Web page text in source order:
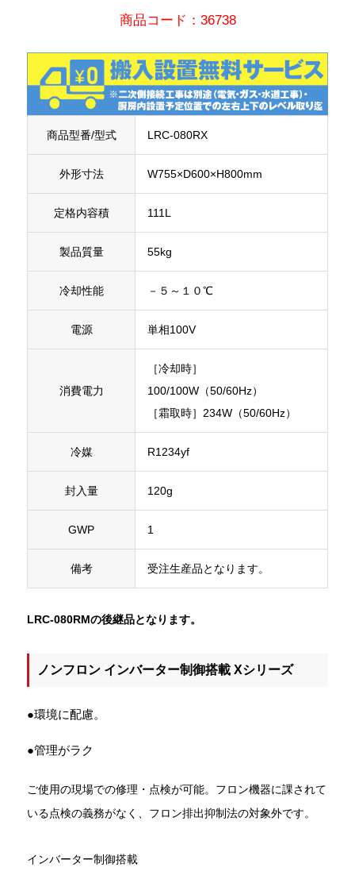
商品コード：36738
商品型番/型式 LRC-080RX
外形寸法 W755×D600×H800mm
定格内容積 111L
製品質量 55kg
冷却性能 －５～１０℃
電源 単相100V
消費電力
［冷却時］
100/100W（50/60Hz）
［霜取時］234W（50/60Hz）
冷媒 R1234yf
封入量 120g
GWP 1
備考 受注生産品となります。
LRC-080RMの後継品となります。
ノンフロン インバーター制御搭載 Xシリーズ
●環境に配慮。
●管理がラク
ご使用の現場での修理・点検が可能。フロン機器に課されて
いる点検の義務がなく、フロン排出抑制法の対象外です。
インバーター制御搭載